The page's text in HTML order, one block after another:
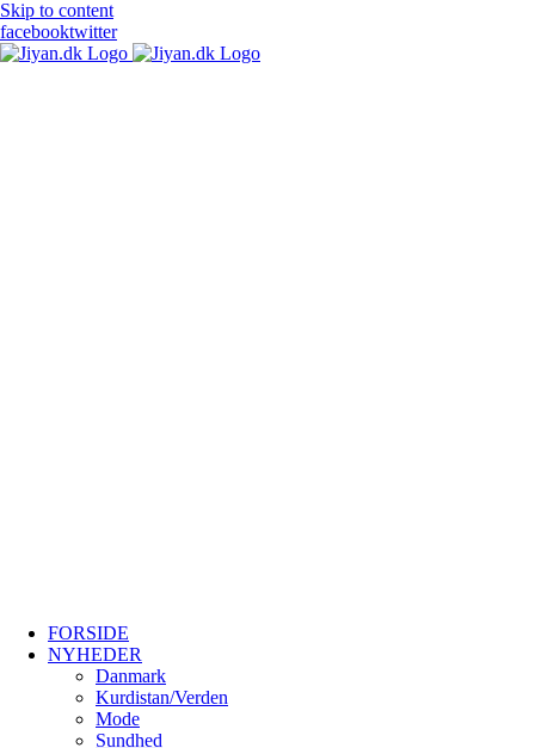
Skip to content
facebooktwitter
FORSIDE
NYHEDER
Danmark
Kurdistan/Verden
Mode
Sundhed